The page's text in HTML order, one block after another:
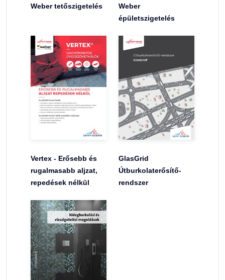
Weber tetőszigetelés
Weber
épületszigetelés
Vertex - Erősebb és
rugalmasabb aljzat,
repedések nélkül
GlasGrid
Útburkolaterősítő-
rendszer